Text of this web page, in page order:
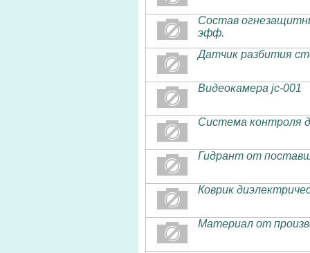
Состав
эфф.
Датчик разбития
Видеокамера jc-001
Система контроля
Гидрант от
Коврик
Материал от